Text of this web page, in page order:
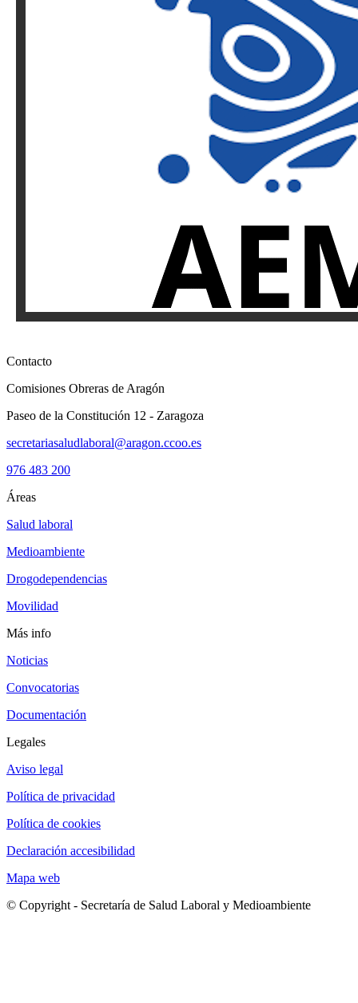
Contacto
Comisiones Obreras de Aragón
Paseo de la Constitución 12 - Zaragoza
secretariasaludlaboral@aragon.ccoo.es
976 483 200
Áreas
Salud laboral
Medioambiente
Drogodependencias
Movilidad
Más info
Noticias
Convocatorias
Documentación
Legales
Aviso legal
Política de privacidad
Política de cookies
Declaración accesibilidad
Mapa web
© Copyright - Secretaría de Salud Laboral y Medioambiente